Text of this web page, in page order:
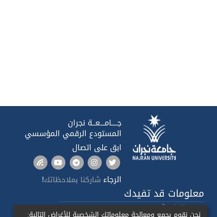
جــــامـــعــة نجران
المستودع الرقمي المؤسسي
ابق على اتصال
الرجاء شاركنا بملاحظاتك!
معلومات قد تفيدك
صدى الجامعة